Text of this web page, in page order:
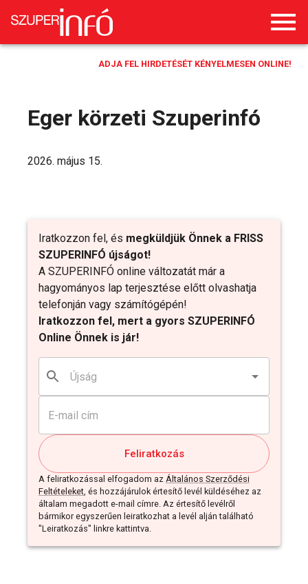
ADJA FEL HIRDETÉSÉT KÉNYELMESEN ONLINE!
Eger körzeti Szuperinfó
Iratkozzon fel, és megküldjük Önnek a FRISS
SZUPERINFÓ újságot!
A SZUPERINFÓ online változatát már a
hagyományos lap terjesztése előtt olvashatja
telefonján vagy számítógépén!
Iratkozzon fel, mert a gyors SZUPERINFÓ
Online Önnek is jár!
Feliratkozás
A feliratkozással elfogadom az Általános Szerződési
Feltételeket, és hozzájárulok értesítő levél küldéséhez az
általam megadott e-mail címre. Az értesítő levélről
bármikor egyszerűen leiratkozhat a levél alján található
"Leiratkozás" linkre kattintva.
2026. május 15.